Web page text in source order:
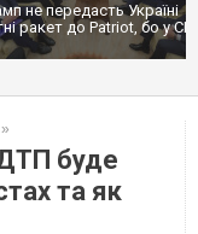
у ресторані в Москві:
був головком ВКС
»
ДТП буде
та як